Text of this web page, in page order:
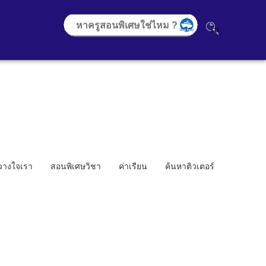
งใจเรา สอนพิเศษวิชา ค่าเรียน ค้นหาติวเตอร์